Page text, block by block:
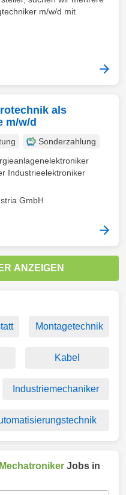
m/w/d mit
als
m/w/d
Sonderzahlung
Industrieelektroniker
GmbH
ANZEIGEN
Montagetechnik
Kabel
Industriemechaniker
Mechatroniker Jobs in